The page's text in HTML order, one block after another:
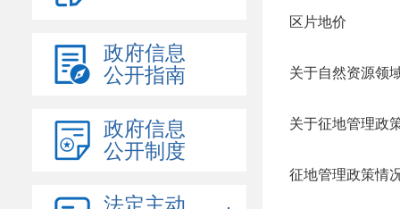
政府信息
公开指南
政府信息
公开制度
区片地价
关于自然资源领
关于征地管理政
征地管理政策情